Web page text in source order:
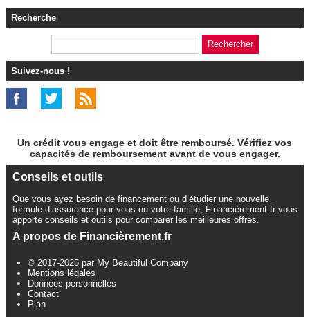
Recherche
Suivez-nous !
Un crédit vous engage et doit être remboursé. Vérifiez vos
capacités de remboursement avant de vous engager.
Conseils et outils
Que vous ayez besoin de financement ou d’étudier une nouvelle
formule d’assurance pour vous ou votre famille, Financièrement.fr vous
apporte conseils et outils pour comparer les meilleures offres.
A propos de Financièrement.fr
© 2017-2025 par My Beautiful Company
Mentions légales
Données personnelles
Contact
Plan